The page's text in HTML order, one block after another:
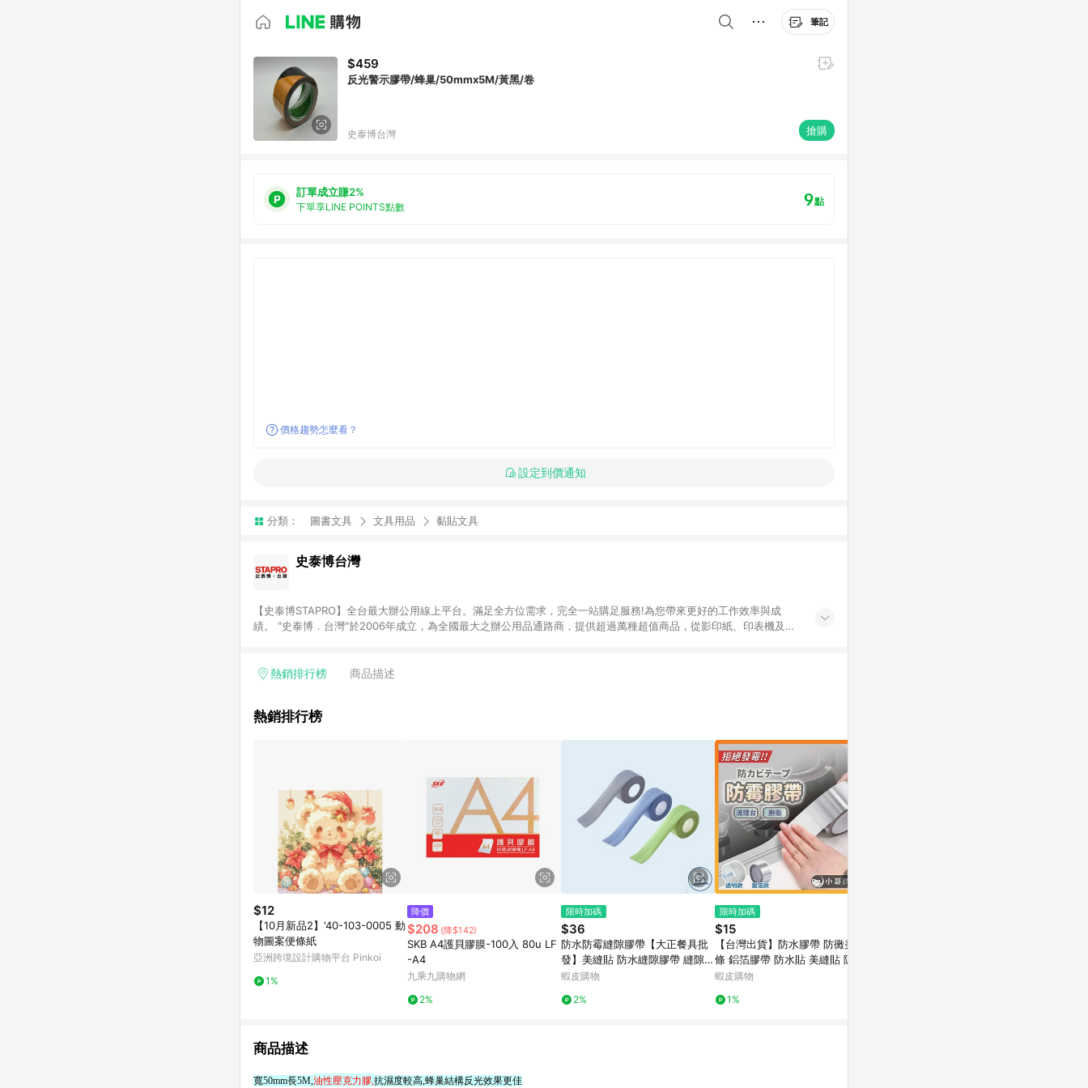
筆記
$459
反光警示膠帶/蜂巢/50mmx5M/黃黑/卷
史泰博台灣 搶購
訂單成立賺2%
下單享LINE POINTS點數 9點
價格趨勢怎麼看？
設定到價通知
分類： 圖書文具 文具用品 黏貼文具
史泰博台灣
【史泰博STAPRO】全台最大辦公用線上平台。滿足全方位需求，完全一站購足服務!為您帶來更好的工作效率與成
績。 "史泰博．台灣"於2006年成立，為全國最大之辦公用品通路商，提供超過萬種超值商品，從影印紙、印表機及耗
結帳才享有回饋。 (2) 訂單未滿免運門檻750元會收取80元運費。
熱銷排行榜 商品描述
熱銷排行榜
$12
【10月新品2】'40-103-0005 動
物圖案便條紙
亞洲跨境設計購物平台 Pinkoi
1%
降價
$208 (降$142)
SKB A4護貝膠膜-100入 80u LF
-A4
九乘九購物網
2%
限時加碼
$36
防水防霉縫隙膠帶【大正餐具批
發】美縫貼 防水縫隙膠帶 縫隙膠
帶 膠帶 隙膠貼 防水隙膠貼 防霉
蝦皮購物
2%
限時加碼
$15
【台灣出貨】防水膠帶 防黴美縫
條 鋁箔膠帶 防水貼 美縫貼 隱形
膠帶 防黴膠帶 防風膠帶 擋風神
蝦皮購物
1%
商品描述
寬50mm長5M,油性壓克力膠,抗濕度較高,蜂巢結構反光效果更佳